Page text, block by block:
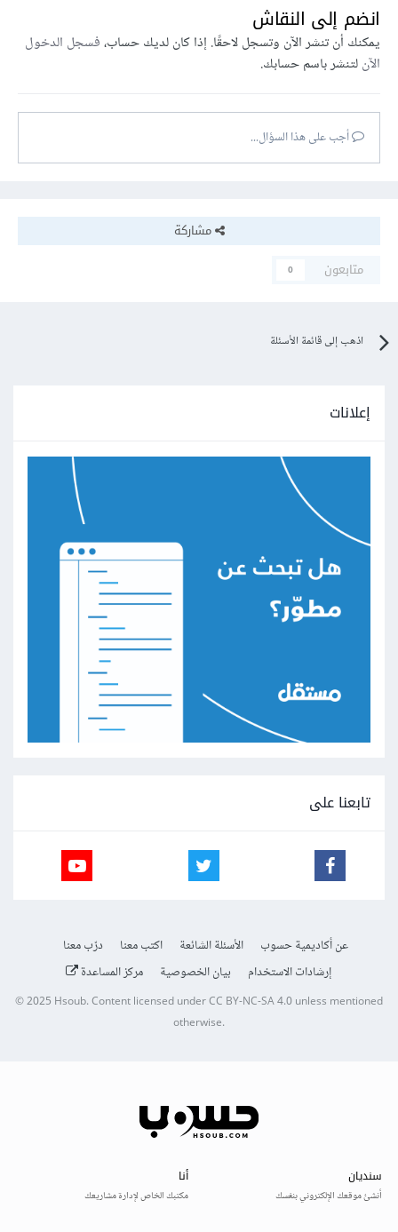
انضم إلى النقاش
يمكنك أن تنشر الآن وتسجل لاحقًا. إذا كان لديك حساب،فسجل الدخول
الآنلتنشر باسم حسابك.
أجب على هذا السؤال...
مشاركة
متابعون
0
اذهب إلى قائمة الأسئلة
إعلانات
تابعنا على
عن أكاديمية حسوب الأسئلة الشائعة اكتب معنا
درّب معنا
إرشادات الاستخدام
بيان الخصوصية مركز المساعدة
© 2025Hsoub.Content licensed underCC BY-NC-SA 4.0unless mentioned
otherwise.